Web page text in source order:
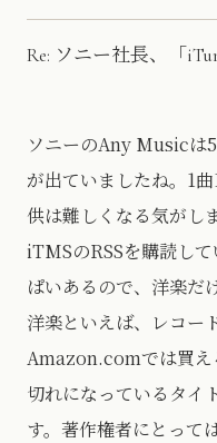
Re: ソニー社長、「
ソニーのAny Musicは
が出ていましたね。1
供は難しくなる気がしま
iTMSのRSSを購読し
ぱいあるので、洋楽だ
洋楽といえば、レコー
Amazon.comでは買
切れになっているタイ
す。著作権者にとって